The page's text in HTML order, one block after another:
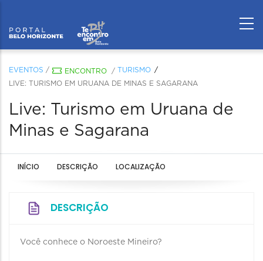
EVENTOS / ENCONTRO / TURISMO
LIVE: TURISMO EM URUANA DE MINAS E SAGARANA
Live: Turismo em Uruana de
Minas e Sagarana
INÍCIO DESCRIÇÃO LOCALIZAÇÃO
DESCRIÇÃO
Você conhece o Noroeste Mineiro?